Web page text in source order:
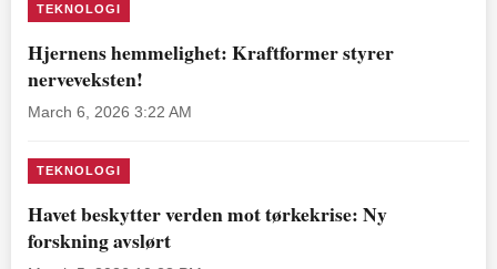
TEKNOLOGI
Hjernens hemmelighet: Kraftformer styrer
nerveveksten!
March 6, 2026 3:22 AM
TEKNOLOGI
Havet beskytter verden mot tørkekrise: Ny
forskning avslørt